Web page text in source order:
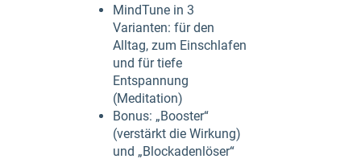
MindTune in 3
Varianten: für den
Alltag, zum Einschlafen
und für tiefe
Entspannung
(Meditation)
Bonus: „Booster“
(verstärkt die Wirkung)
und „Blockadenlöser“